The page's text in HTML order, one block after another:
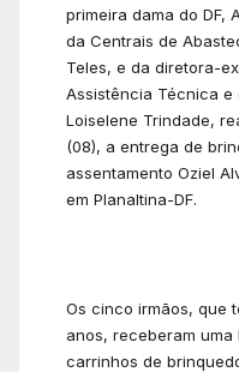
primeira dama do DF,
da Centrais de
Teles, e da diretora-
Assistência Técnica e
Loiselene Trindade,
(08), a entrega de
assentamento Oziel
em Planaltina-DF.
Os cinco irmãos, que
anos, receberam
carrinhos de